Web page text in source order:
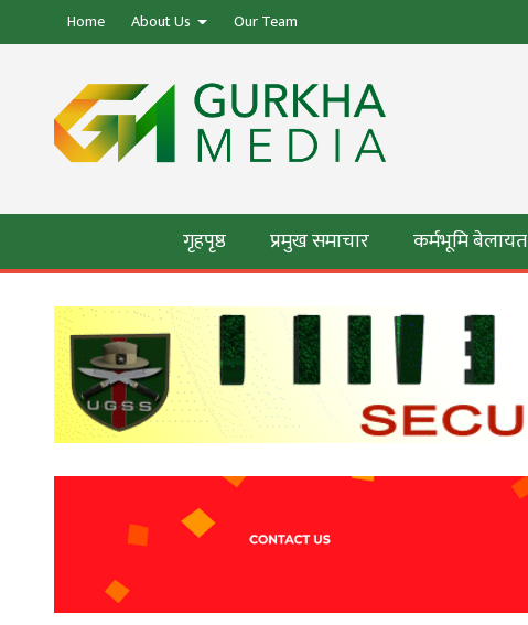
Home About Us Our Team
गृहपृष्ठ प्रमुख समाचार कर्मभूमि बेलायत